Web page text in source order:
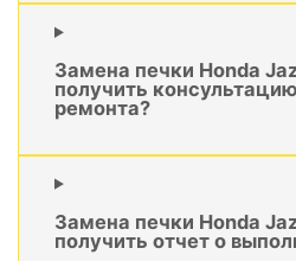
Замена печки Honda
получить
ремонта?
Замена печки Honda
получить отчет о